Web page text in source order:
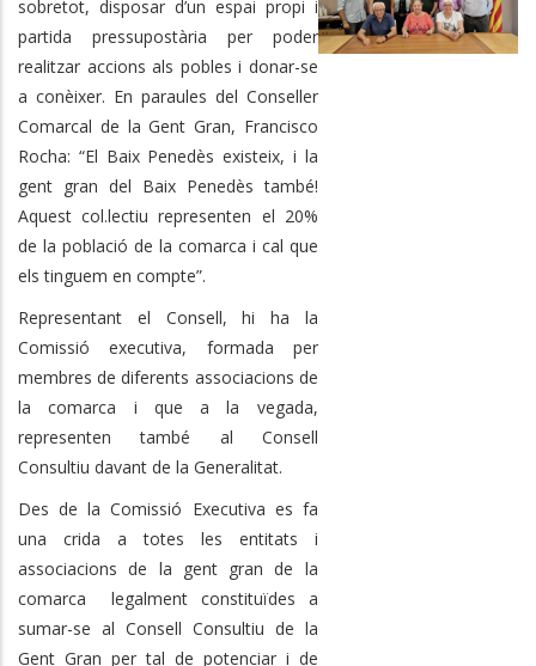
sobretot, disposar d’un espai propi i
partida pressupostària per poder
realitzar accions als pobles i donar-se
a conèixer. En paraules del Conseller
Comarcal de la Gent Gran, Francisco
Rocha: “El Baix Penedès existeix, i la
gent gran del Baix Penedès també!
Aquest col.lectiu representen el 20%
de la població de la comarca i cal que
els tinguem en compte”.
Representant el Consell, hi ha la
Comissió executiva, formada per
membres de diferents associacions de
la comarca i que a la vegada,
representen també al Consell
Consultiu davant de la Generalitat.
Des de la Comissió Executiva es fa
una crida a totes les entitats i
associacions de la gent gran de la
comarca legalment constituïdes a
sumar-se al Consell Consultiu de la
Gent Gran per tal de potenciar i de